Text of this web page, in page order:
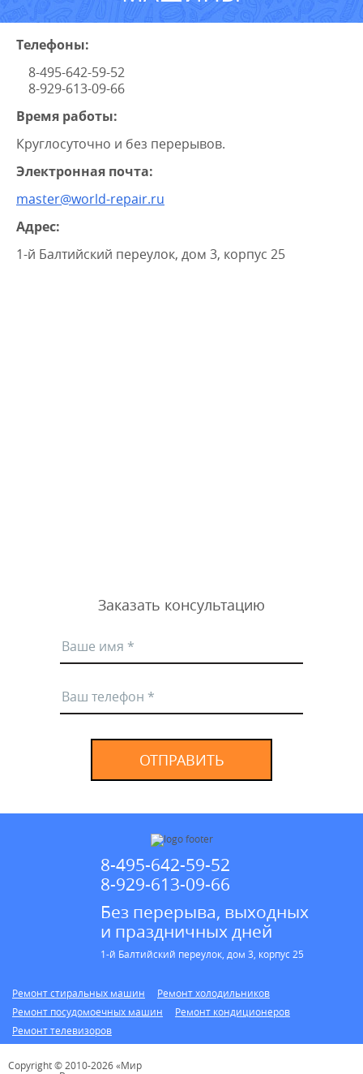
Телефоны:
8-495-642-59-52
8-929-613-09-66
Время работы:
Круглосуточно и без перерывов.
Электронная почта:
master@world-repair.ru
Адрес:
1-й Балтийский переулок, дом 3, корпус 25
Заказать консультацию
ОТПРАВИТЬ
8-495-642-59-52
8-929-613-09-66
Без перерыва, выходных
и праздничных дней
1-й Балтийский переулок, дом 3, корпус 25
Ремонт стиральных машин
Ремонт холодильников
Ремонт посудомоечных машин
Ремонт кондиционеров
Ремонт телевизоров
Copyright © 2010-2026 «Мир